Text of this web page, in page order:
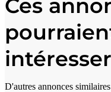
Ces
intéresser
D'autres annonces